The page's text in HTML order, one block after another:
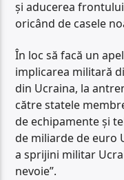
și aducerea
oricând de casele
În loc să facă un
implicarea militară
din Ucraina, la
către statele
de echipamente și
de miliarde de euro
a sprijini militar
nevoie”.